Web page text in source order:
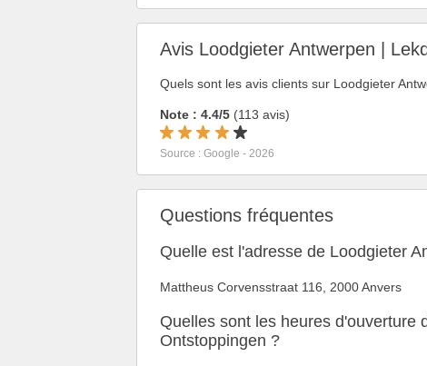
Avis Loodgieter Antwerpen |
Quels sont les avis clients sur Loodgieter
Note : 4.4/5 (113 avis)
Source : Google - 2026
Questions fréquentes
Quelle est l'adresse de Loodgieter
Mattheus Corvensstraat 116, 2000 Anvers
Quelles sont les heures d'ouverture
Ontstoppingen ?